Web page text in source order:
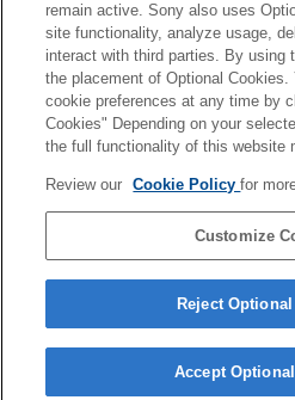
基本設定
音楽
カメラ
おサイフケータイ®
remain active. Sony also uses
site functionality, analyze usage,
interact with third parties. By using
the placement of Optional Cookies.
cookie preferences at any time by
Cookies" Depending on your
the full functionality of this website
Review our Cookie Policyfor
Customize
Reject
Accept